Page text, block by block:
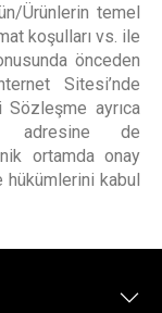
Ürünlerin temel
koşulları vs. ile
önceden
Sitesi’nde
ayrıca
adresine de
ortamda onay
kabul